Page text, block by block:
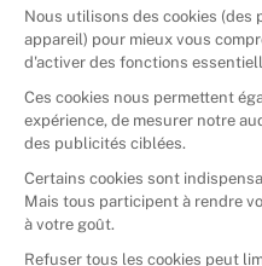
🇮🇹Italie
Donner vos livres